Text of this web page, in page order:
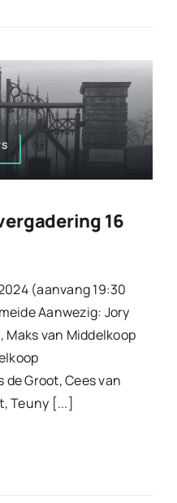
16
(aanvang 19:30
Aanwezig: Jory
van Middelkoop
Groot, Cees van
Teuny [...]